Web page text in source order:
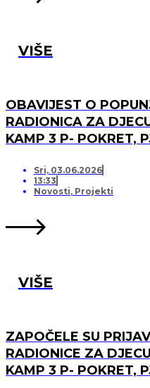
VIŠE
OBAVIJEST O
RADIONICA ZA
KAMP 3 P- POKRET,
LISTU ČEKANJA
Sri, 03.06.2026
13:33
Novosti, Projekti
VIŠE
ZAPOČELE SU
RADIONICE ZA
KAMP 3 P- POKRET,